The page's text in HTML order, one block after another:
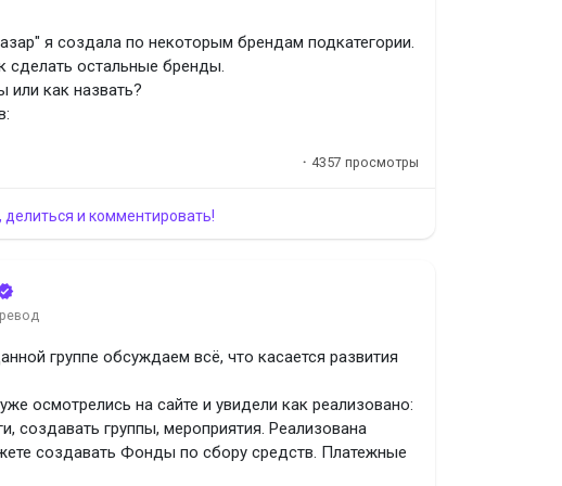
Стим
Мак Флайтрап
Скримс
Лонг
Калаверас
Мяу
Спайдер
(Худу) Вуду
Fusion (Монстрические Мутации)
я создала по некоторым брендам подкатегории.
сделать остальные бренды.
или как назвать?
· 4357 просмотры
и комментировать!
группе обсуждаем всё, что касается развития
осмотрелись на сайте и увидели как реализовано:
создавать группы, мероприятия. Реализована
создавать Фонды по сбору средств. Платежные
В профиле есть возможность прохождения